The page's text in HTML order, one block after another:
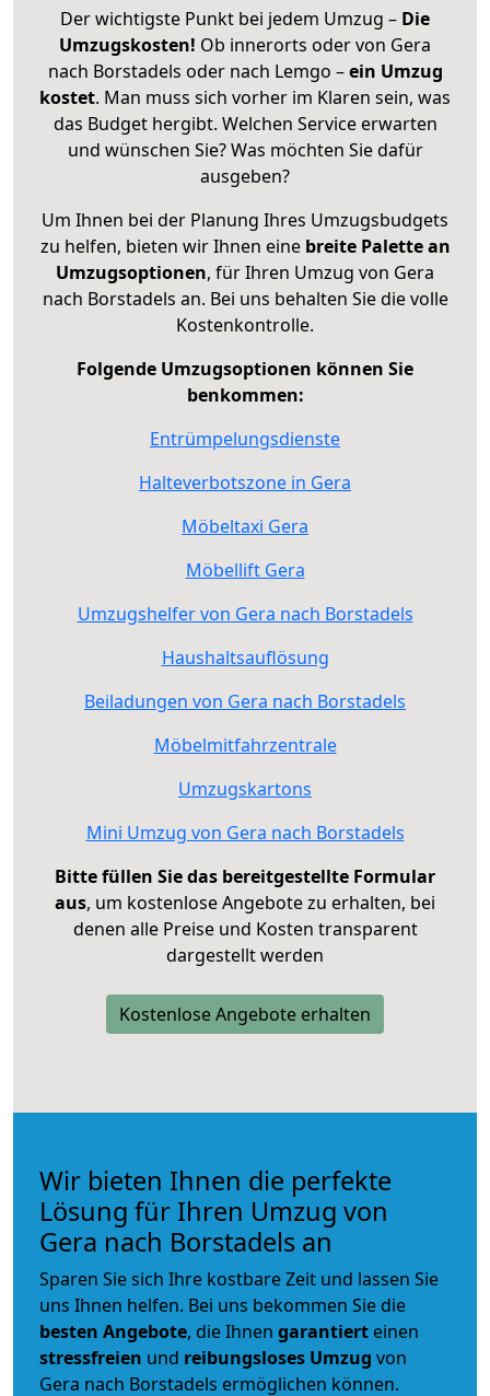
Der wichtigste Punkt bei jedem Umzug – Die
Umzugskosten! Ob innerorts oder von Gera
nach Borstadels oder nach Lemgo –ein Umzug
kostet. Man muss sich vorher im Klaren sein, was
das Budget hergibt. Welchen Service erwarten
und wünschen Sie? Was möchten Sie dafür
ausgeben?
Um Ihnen bei der Planung Ihres Umzugsbudgets
zu helfen, bieten wir Ihnen eine breite Palette an
Umzugsoptionen, für Ihren Umzug von Gera
nach Borstadels an. Bei uns behalten Sie die volle
Kostenkontrolle.
Folgende Umzugsoptionen können Sie
benkommen:
Entrümpelungsdienste
Halteverbotszone in Gera
Möbeltaxi Gera
Möbellift Gera
Umzugshelfer von Gera nach Borstadels
Haushaltsauflösung
Beiladungen von Gera nach Borstadels
Möbelmitfahrzentrale
Umzugskartons
Mini Umzug von Gera nach Borstadels
Bitte füllen Sie das bereitgestellte Formular
aus, um kostenlose Angebote zu erhalten, bei
denen alle Preise und Kosten transparent
dargestellt werden
Kostenlose Angebote erhalten
Wir bieten Ihnen die perfekte
Lösung für Ihren Umzug von
Gera nach Borstadels an
Sparen Sie sich Ihre kostbare Zeit und lassen Sie
uns Ihnen helfen. Bei uns bekommen Sie die
besten Angebote, die Ihnen garantiert einen
stressfreien und reibungsloses Umzug von
Gera nach Borstadels ermöglichen können.